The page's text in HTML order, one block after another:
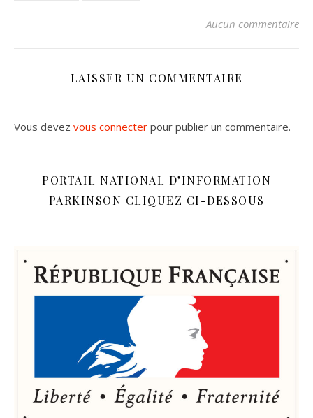
Aucun commentaire
LAISSER UN COMMENTAIRE
Vous devez vous connecter pour publier un commentaire.
PORTAIL NATIONAL D’INFORMATION
PARKINSON CLIQUEZ CI-DESSOUS